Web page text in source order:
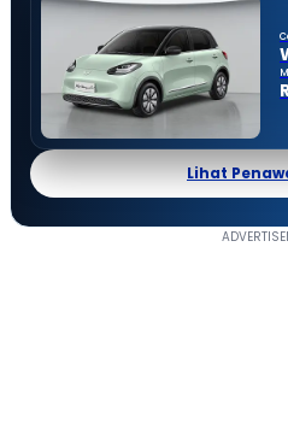
Lihat